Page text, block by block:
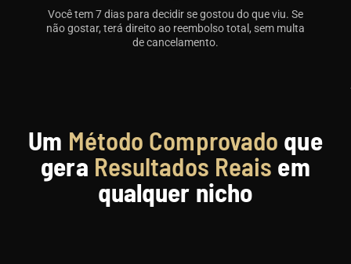
Você tem 7 dias para decidir se gostou do que viu. Se
não gostar, terá direito ao reembolso total, sem multa
de cancelamento.
Um Método Comprovado que
gera Resultados Reais em
qualquer nicho